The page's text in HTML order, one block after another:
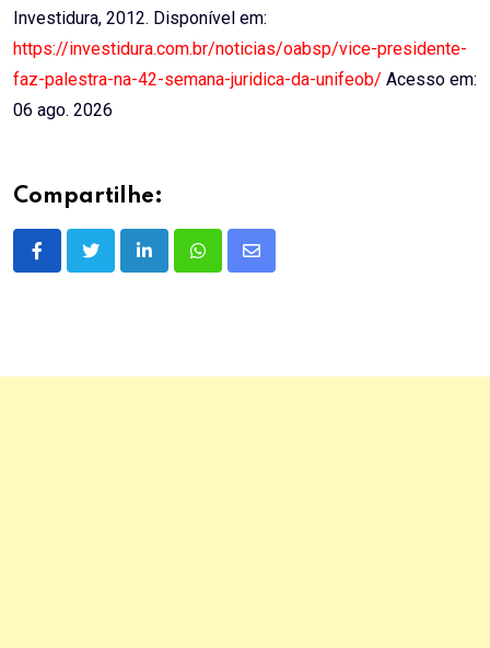
Investidura, 2012. Disponível em:
https://investidura.com.br/noticias/oabsp/vice-presidente-
faz-palestra-na-42-semana-juridica-da-unifeob/ Acesso em:
06 ago. 2026
Compartilhe:
LinkedInWhatsappShare